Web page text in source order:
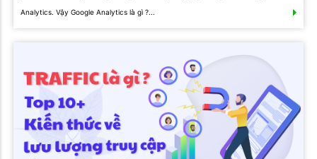
Analytics. Vậy Google Analytics là gì ?...